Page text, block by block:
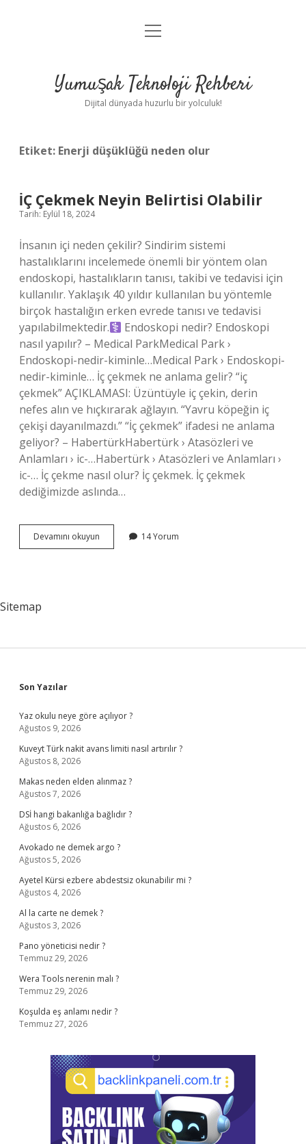
Anasayfa
Yasal Uyarı
menüyü
Yumuşak Teknoloji Rehberi
Dijital dünyada huzurlu bir yolculuk!
Etiket: Enerji düşüklüğü neden olur
İÇ Çekmek Neyin Belirtisi Olabilir
Tarih: Eylül 18, 2024
İnsanın içi neden çekilir? Sindirim sistemi
hastalıklarını incelemede önemli bir yöntem olan
endoskopi, hastalıkların tanısı, takibi ve tedavisi için
kullanılır. Yaklaşık 40 yıldır kullanılan bu yöntemle
birçok hastalığın erken evrede tanısı ve tedavisi
yapılabilmektedir.‍
Endoskopi nedir? Endoskopi
nasıl yapılır? – Medical ParkMedical Park ›
Endoskopi-nedir-kiminle…Medical Park › Endoskopi-
nedir-kiminle… İç çekmek ne anlama gelir? “iç
çekmek” AÇIKLAMASI: Üzüntüyle iç çekin, derin
nefes alın ve hıçkırarak ağlayın. “Yavru köpeğin iç
çekişi dayanılmazdı.” “İç çekmek” ifadesi ne anlama
geliyor? – HabertürkHabertürk › Atasözleri ve
Anlamları › ic-…Habertürk › Atasözleri ve Anlamları ›
ic-… İç çekme nasıl olur? İç çekmek. İç çekmek
dediğimizde aslında…
Devamını okuyun
Çekmek
14 Yorum
Sitemap
Sidebar
Son Yazılar
Yaz okulu neye göre açılıyor ?
Ağustos 9, 2026
Kuveyt Türk nakit avans limiti nasıl artırılır ?
Ağustos 8, 2026
Makas neden elden alınmaz ?
Ağustos 7, 2026
DSİ hangi bakanlığa bağlıdır ?
Ağustos 6, 2026
Avokado ne demek argo ?
Ağustos 5, 2026
Ayetel Kürsi ezbere abdestsiz okunabilir mi ?
Ağustos 4, 2026
Al la carte ne demek ?
Ağustos 3, 2026
Pano yöneticisi nedir ?
Temmuz 29, 2026
Wera Tools nerenin malı ?
Temmuz 29, 2026
Koşulda eş anlamı nedir ?
Temmuz 27, 2026